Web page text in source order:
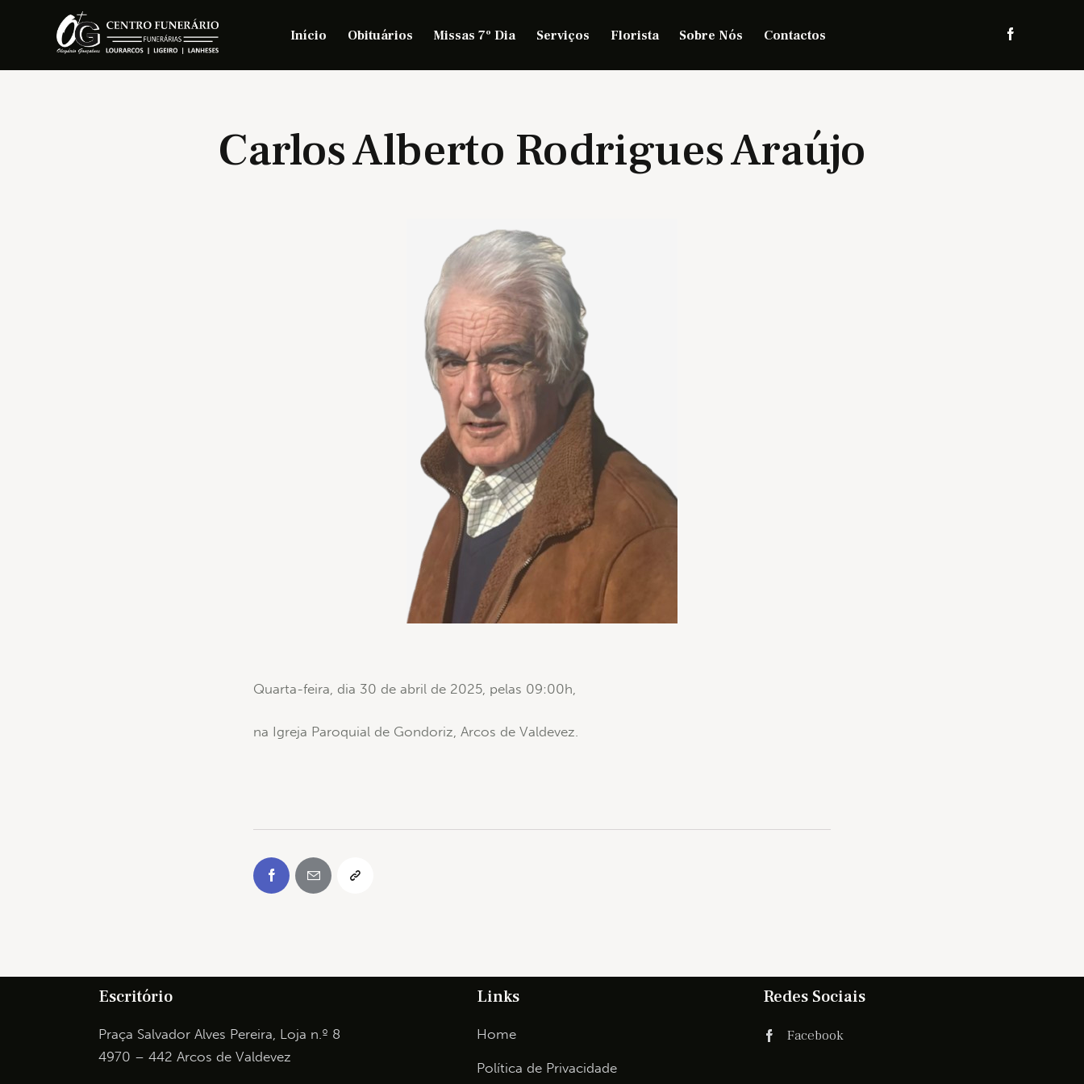
Início Obituários Missas 7º Dia Serviços Florista Sobre Nós Contactos
Carlos Alberto Rodrigues Araújo
Quarta-feira, dia 30 de abril de 2025, pelas 09:00h,
na Igreja Paroquial de Gondoriz, Arcos de Valdevez.
Escritório
Praça Salvador Alves Pereira, Loja n.º 8
4970 – 442 Arcos de Valdevez
Links
Home
Política de Privacidade
Redes Sociais
Facebook